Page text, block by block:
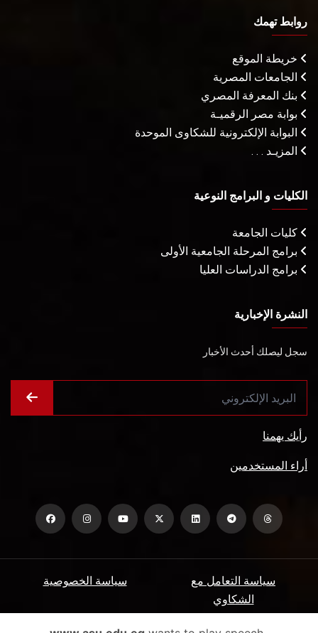
روابط تهمك
خريطة الموقع
الجامعات المصرية
بنك المعرفة المصري
بوابة مصر الرقميـة
البوابة الإلكترونية للشكاوى الموحدة
المزيـد . . .
الكليات و البرامج النوعية
كليات الجامعة
برامج المرحلة الجامعية الأولى
برامج الدراسات العليا
النشرة الإخبارية
سجل ليصلك أحدث الأخبار
رأيك يهمنا
أراء المستخدمين
سياسة الخصوصية
سياسة التعامل مع
الشكاوي
الأسئلة الشائعة ميثاق المتعاملين